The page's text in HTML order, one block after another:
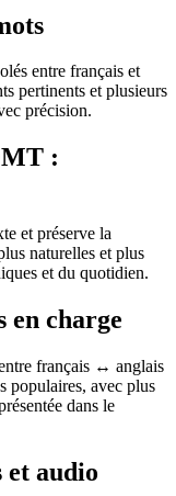
entre français et
pertinents et plusieurs
précision.
:
et préserve la
naturelles et plus
et du quotidien.
en charge
français ↔ anglais
populaires, avec plus
dans le
et audio